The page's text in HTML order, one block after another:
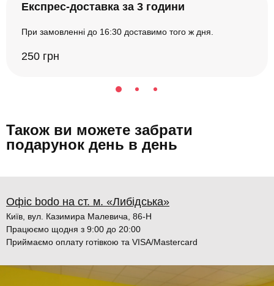
Експрес-доставка за 3 години
При замовленні до 16:30 доставимо того ж дня.
250 грн
Також ви можете забрати
подарунок день в день
Офіс bodo на ст. м. «Либідська»
Київ, вул. Казимира Малевича, 86-Н
Працюємо щодня з 9:00 до 20:00
Приймаємо оплату готівкою та VISA/Mastercard